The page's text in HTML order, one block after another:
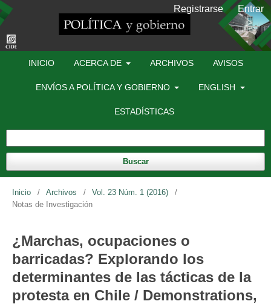
INICIO ACERCA DE ARCHIVOS AVISOS
ENVÍOS A POLÍTICA Y GOBIERNO ENGLISH
ESTADÍSTICAS
Buscar
Registrarse Entrar
Inicio / Archivos / Vol. 23 Núm. 1 (2016)
/
Notas de Investigación
¿Marchas, ocupaciones o
barricadas? Explorando los
determinantes de las tácticas de la
protesta en Chile / Demonstrations,